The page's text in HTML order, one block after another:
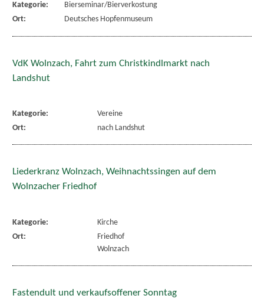
Kategorie:
Bierseminar/Bierverkostung
Ort:
Deutsches Hopfenmuseum
VdK Wolnzach, Fahrt zum Christkindlmarkt nach
Landshut
Kategorie:
Vereine
Ort:
nach Landshut
Liederkranz Wolnzach, Weihnachtssingen auf dem
Wolnzacher Friedhof
Kategorie:
Kirche
Ort:
Friedhof
Wolnzach
Fastendult und verkaufsoffener Sonntag